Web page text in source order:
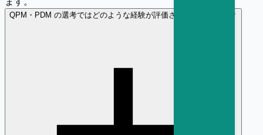
QPM・PDM の選考ではどのような経験が評価されやすいですか？